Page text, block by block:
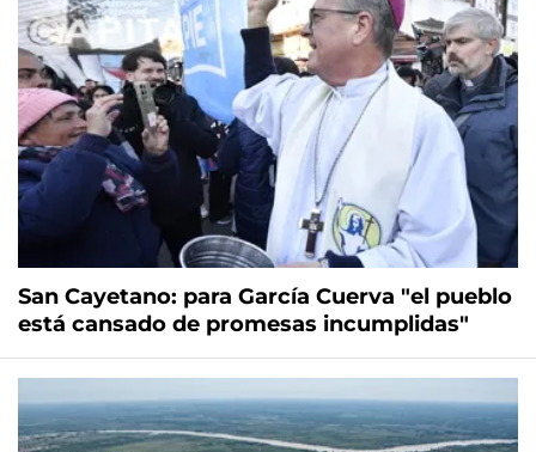
San Cayetano: para García Cuerva "el pueblo
está cansado de promesas incumplidas"